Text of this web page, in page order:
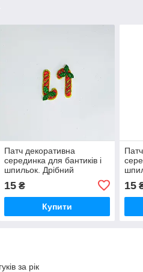
Патч декоративна
серединка для бантиків і
шпильок. Дрібний
"Карамель", набір 2 шт.
15₴
Купити
шт
15
за рік